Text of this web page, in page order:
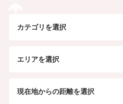
カテゴリを選択
エリアを選択
現在地からの距離を選択